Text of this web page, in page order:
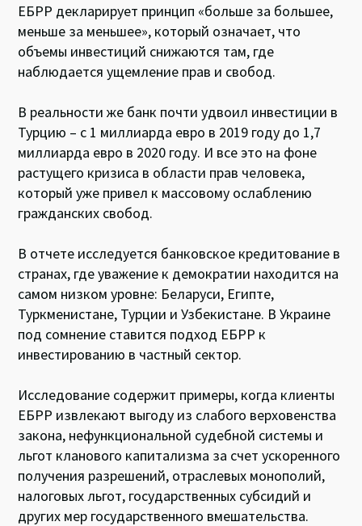
ЕБРР декларирует принцип «больше за большее,
меньше за меньшее», который означает, что
объемы инвестиций снижаются там, где
наблюдается ущемление прав и свобод.
В реальности же банк почти удвоил инвестиции в
Турцию – с 1 миллиарда евро в 2019 году до 1,7
миллиарда евро в 2020 году. И все это на фоне
растущего кризиса в области прав человека,
который уже привел к массовому ослаблению
гражданских свобод.
В отчете исследуется банковское кредитование в
странах, где уважение к демократии находится на
самом низком уровне: Беларуси, Египте,
Туркменистане, Турции и Узбекистане. В Украине
под сомнение ставится подход ЕБРР к
инвестированию в частный сектор.
Исследование содержит примеры, когда клиенты
ЕБРР извлекают выгоду из слабого верховенства
закона, нефункциональной судебной системы и
льгот кланового капитализма за счет ускоренного
получения разрешений, отраслевых монополий,
налоговых льгот, государственных субсидий и
других мер государственного вмешательства.